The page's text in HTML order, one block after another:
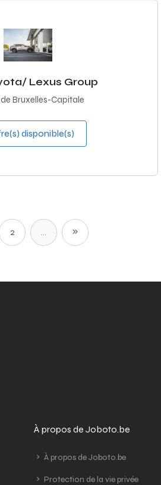
Lexus Group
Bruxelles-Capitale
disponible(s)
2 ...
À propos de Joboto.be
À propos de Joboto.be
Protection de la vie privée